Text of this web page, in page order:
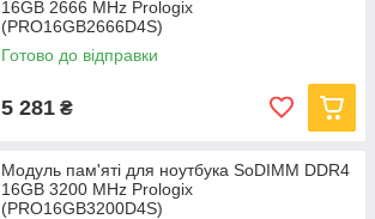
16GB 2666 MHz Prologix
(PRO16GB2666D4S)
Готово до відправки
5 281 ₴
Модуль пам'яті для ноутбука SoDIMM DDR4
16GB 3200 MHz Prologix
(PRO16GB3200D4S)